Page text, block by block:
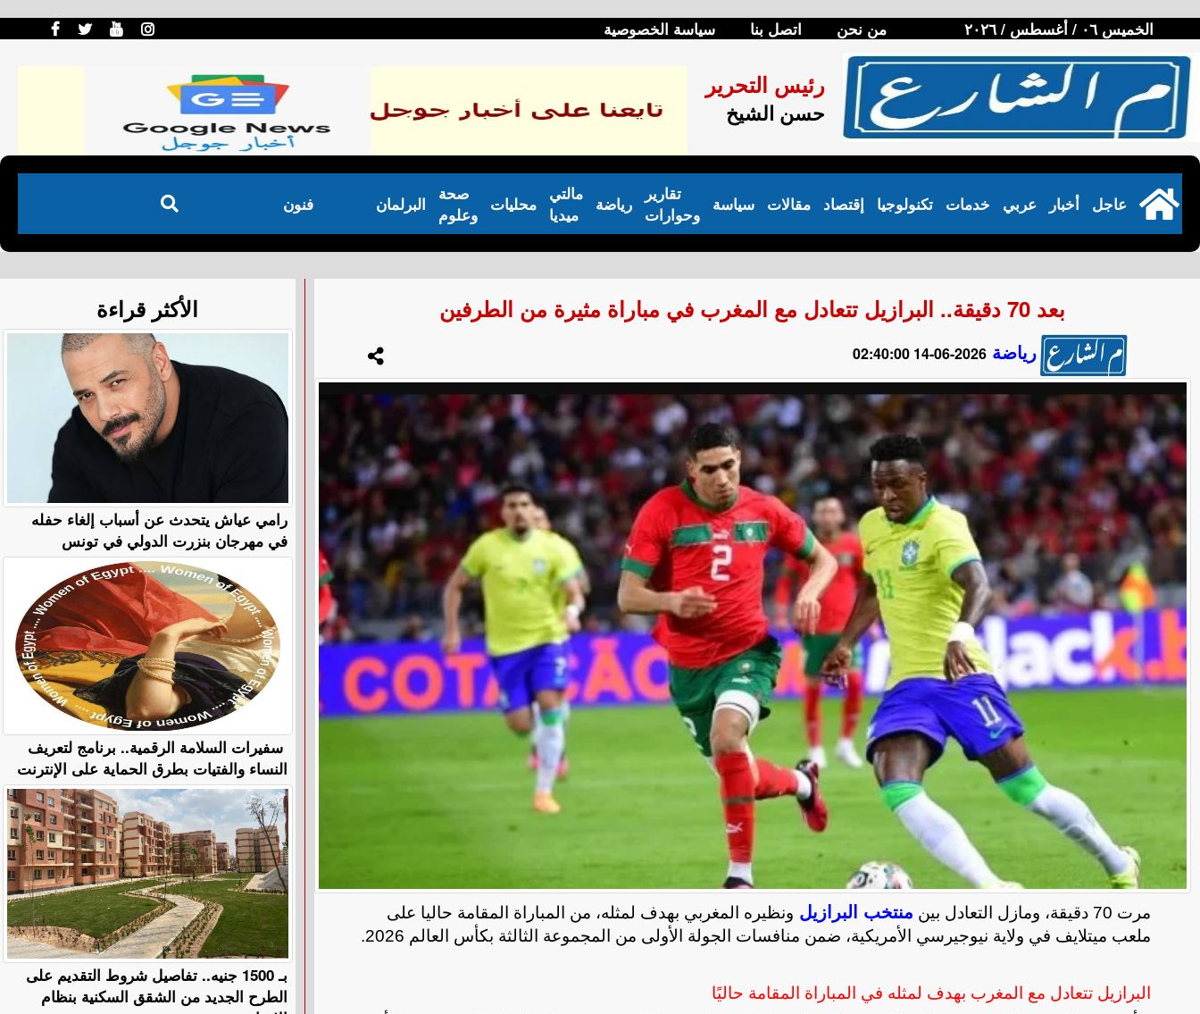
الخميس ٠٦ / أغسطس / ٢٠٢٦ من نحن اتصل بنا سياسة الخصوصية
رئيس التحرير
حسن الشيخ
فنون البرلمان
صحة
وعلوم
محليات
مالتي
ميديا
رياضة
تقارير
وحوارات
سياسة مقالات إقتصاد تكنولوجيا خدمات عربي أخبار عاجل
بعد 70 دقيقة.. البرازيل تتعادل مع المغرب في مباراة مثيرة من الطرفين
رياضة 2026-06-14 02:40:00
مرت 70 دقيقة، ومازل التعادل بين منتخب البرازيل ونظيره المغربي بهدف لمثله، من المباراة المقامة حاليا على
ملعب ميتلايف في ولاية نيوجيرسي الأمريكية، ضمن منافسات الجولة الأولى من المجموعة الثالثة بكأس العالم 2026.
البرازيل تتعادل مع المغرب بهدف لمثله في المباراة المقامة حاليًا
الأكثر قراءة
رامي عياش يتحدث عن أسباب إلغاء حفله
في مهرجان بنزرت الدولي في تونس
سفيرات السلامة الرقمية.. برنامج لتعريف
النساء والفتيات بطرق الحماية على الإنترنت
بـ 1500 جنيه.. تفاصيل شروط التقديم على
الطرح الجديد من الشقق السكنية بنظام